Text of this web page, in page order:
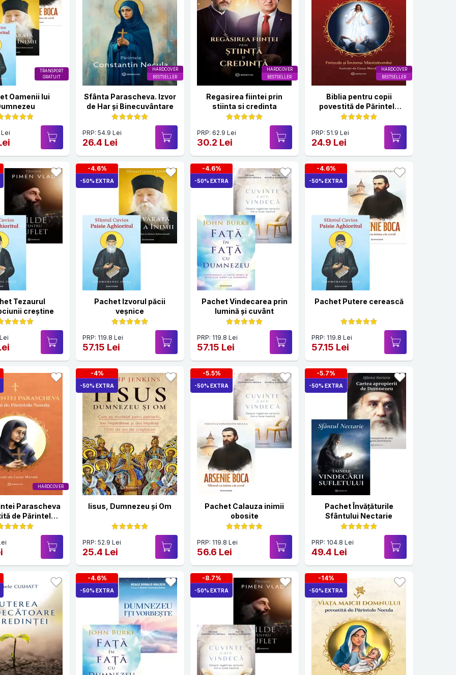
TRANSPORT
GRATUIT
Oamenii lui
Lei
HARDCOVER
BESTSELLER
Sfânta Parascheva. Izvor
de Har și Binecuvântare
PRP: 54.9 Lei
26.4 Lei
HARDCOVER
BESTSELLER
Regasirea fiintei prin
stiinta si credinta
PRP: 62.9 Lei
30.2 Lei
HARDCOVER
BESTSELLER
Biblia pentru copii
povestită de Părintele
Necula Vol. III
PRP: 51.9 Lei
24.9 Lei
Tezaurul
creștine
-4.6%
-50% EXTRA
Pachet Izvorul păcii
veșnice
PRP: 119.8 Lei
57.15 Lei
-4.6%
-50% EXTRA
Pachet Vindecarea prin
lumină și cuvânt
PRP: 119.8 Lei
57.15 Lei
-4.6%
-50% EXTRA
Pachet Putere cerească
PRP: 119.8 Lei
57.15 Lei
HARDCOVER
Parascheva
de Părintele
Necula
-4%
-50% EXTRA
Iisus, Dumnezeu și Om
PRP: 52.9 Lei
25.4 Lei
-5.5%
-50% EXTRA
Pachet Calauza inimii
obosite
PRP: 119.8 Lei
56.6 Lei
-5.7%
-50% EXTRA
Pachet Învățăturile
Sfântului Nectarie
PRP: 104.8 Lei
49.4 Lei
-4.6%
-50% EXTRA
-8.7%
-50% EXTRA
-14%
-50% EXTRA